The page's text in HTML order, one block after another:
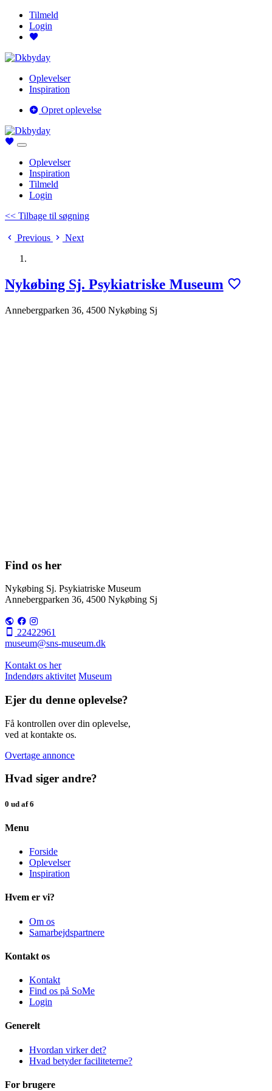
Tilmeld
Login
Oplevelser
Inspiration
Opret oplevelse
Oplevelser
Inspiration
Tilmeld
Login
<< Tilbage til søgning
Previous Next
Nykøbing Sj. Psykiatriske Museum
Annebergparken 36, 4500 Nykøbing Sj
Find os her
Nykøbing Sj. Psykiatriske Museum
Annebergparken 36, 4500 Nykøbing Sj
22422961
museum@sns-museum.dk
Kontakt os her
Indendørs aktivitet Museum
Ejer du denne oplevelse?
Få kontrollen over din oplevelse,
ved at kontakte os.
Overtage annonce
Hvad siger andre?
0 ud af 6
Menu
Forside
Oplevelser
Inspiration
Hvem er vi?
Om os
Samarbejdspartnere
Kontakt os
Kontakt
Find os på SoMe
Login
Generelt
Hvordan virker det?
Hvad betyder faciliteterne?
For brugere